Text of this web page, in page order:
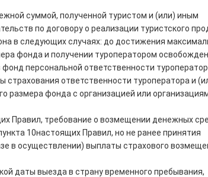
суммой, полученной туристом и (или) иным
по договору о реализации туристского
в следующих случаях: до достижения
фонда и получении туроператором
персональной ответственности
ответственности туроператора и
размера фонда с организацией или
Правил, требование о возмещении денежных
10настоящих Правил, но не ранее принятия
в осуществлении) выплаты страхового
даты выезда в страну временного пребывания,